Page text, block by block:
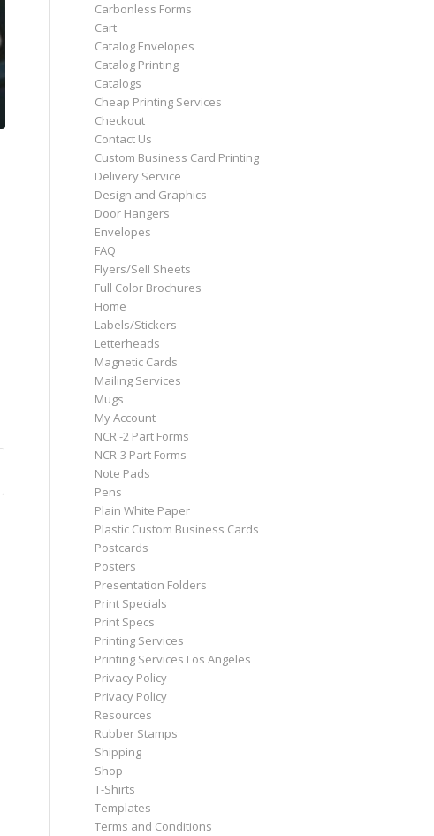
Carbonless Forms
Cart
Catalog Envelopes
Catalog Printing
Catalogs
Cheap Printing Services
Checkout
Contact Us
Custom Business Card Printing
Delivery Service
Design and Graphics
Door Hangers
Envelopes
FAQ
Flyers/Sell Sheets
Full Color Brochures
Home
Labels/Stickers
Letterheads
Magnetic Cards
Mailing Services
Mugs
My Account
NCR -2 Part Forms
NCR-3 Part Forms
Note Pads
Pens
Plain White Paper
Plastic Custom Business Cards
Postcards
Posters
Presentation Folders
Print Specials
Print Specs
Printing Services
Printing Services Los Angeles
Privacy Policy
Privacy Policy
Resources
Rubber Stamps
Shipping
Shop
T-Shirts
Templates
Terms and Conditions